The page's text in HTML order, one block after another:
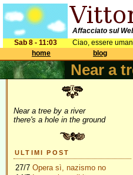
Affacciato sul
Sab 8 - 11:03
Ciao, essere
home
blog
Near a
Near a tree by a river
there's a hole in the ground
ULTIMI POST
27/7 Opera sì, nazismo no